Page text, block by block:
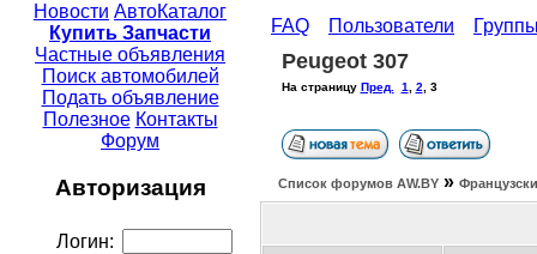
Новости АвтоКаталог
Купить Запчасти
Частные объявления
Поиск автомобилей
Подать объявление
Полезное Контакты
Форум
Авторизация
Логин:
FAQ Пользователи
Peugeot 307
На страницу Пред. 1 2 3
Список форумов АW.BY »